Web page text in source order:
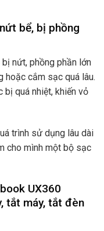
bể, bị phồng
nứt, phồng phần lớn
cắm sạc quá lâu.
bị quá nhiệt, khiến vỏ
trình sử dụng lâu dài
cho mình một bộ sạc
UX360
tắt máy, tắt đèn